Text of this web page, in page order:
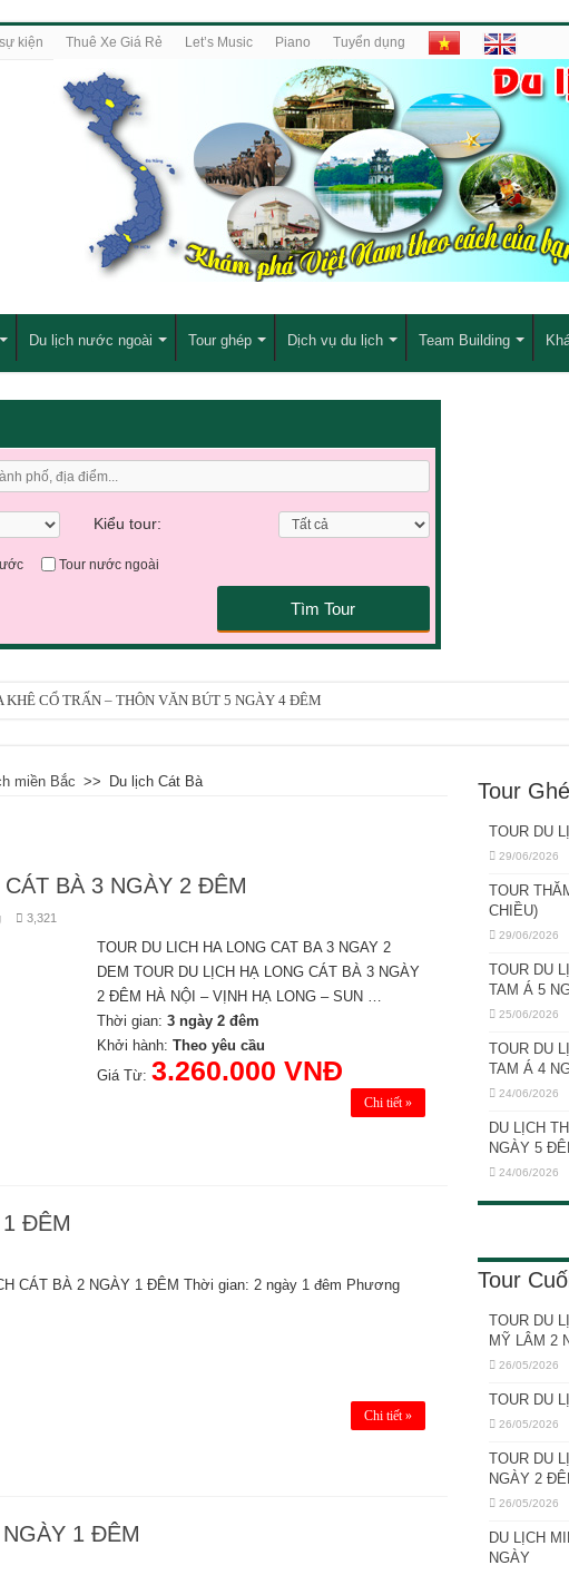
kiện Thuê Xe Giá Rẻ Let’s Music Piano Tuyển dụng
Du lịch nước ngoài Tour ghép Dịch vụ du lịch Team Building
Kiểu tour:
Tour nước ngoài
Tìm Tour
CỔ TRẤN – THÔN VĂN BÚT 5 NGÀY 4 ĐÊM
TRUNG QUỐC 3 NGÀY 2 ĐÊM
MONO 4 NGÀY 3 ĐÊM
( BUỔI SÁNG)
1 NGÀY
( BUỔI CHIỀU)
– SHANGRI LA 6 NGÀY 5 ĐÊM
4 NGÀY 3 ĐÊM
miền Bắc >> Du lịch Cát Bà
BÀ 3 NGÀY 2 ĐÊM
3,321
TOUR DU LICH HA LONG CAT BA 3 NGAY 2
DEM TOUR DU LỊCH HẠ LONG CÁT BÀ 3 NGÀY
2 ĐÊM HÀ NỘI – VỊNH HẠ LONG – SUN …
Thời gian: 3 ngày 2 đêm
Khởi hành: Theo yêu cầu
Giá Từ: 3.260.000 VNĐ
Chi tiết »
ĐÊM
CÁT BÀ 2 NGÀY 1 ĐÊM Thời gian: 2 ngày 1 đêm Phương
Chi tiết »
1 ĐÊM
Tour
TOUR DU
29/06/2026
TOUR
CHIỀU)
29/06/2026
TOUR DU
TAM Á 5
25/06/2026
TOUR DU
TAM Á 4
24/06/2026
DU LỊCH
NGÀY 5
24/06/2026
Tour
TOUR DU
MỸ LÂM 2
26/05/2026
TOUR DU
26/05/2026
TOUR DU
NGÀY 2
26/05/2026
DU LỊCH
NGÀY